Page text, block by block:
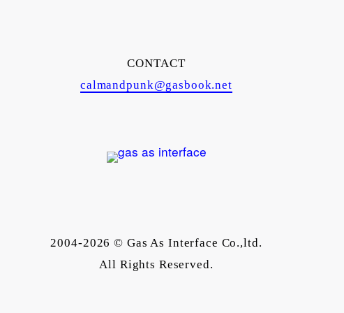
CONTACT
calmandpunk@gasbook.net
2004-2026 © Gas As Interface Co.,ltd.
All Rights Reserved.